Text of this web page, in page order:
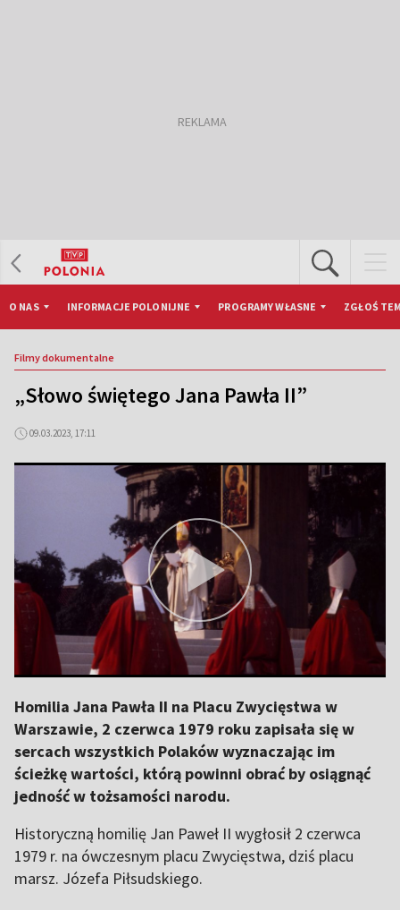
O NAS INFORMACJE POLONIJNE PROGRAMY WŁASNE ZGŁOŚ
Filmy dokumentalne
„Słowo świętego Jana Pawła II”
09.03.2023, 17:11
Homilia Jana Pawła II na Placu Zwycięstwa w
Warszawie, 2 czerwca 1979 roku zapisała się w
sercach wszystkich Polaków wyznaczając im
ścieżkę wartości, którą powinni obrać by osiągnąć
jedność w tożsamości narodu.
Historyczną homilię Jan Paweł II wygłosił 2 czerwca
1979 r. na ówczesnym placu Zwycięstwa, dziś placu
marsz. Józefa Piłsudskiego.